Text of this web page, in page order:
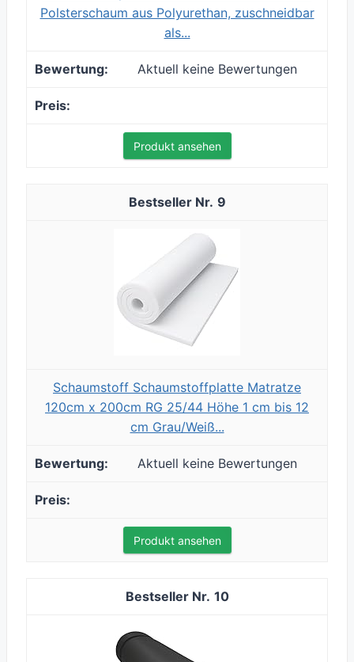
Polsterschaum aus Polyurethan, zuschneidbar
als...
Aktuell keine Bewertungen
Produkt ansehen
9
Schaumstoff Schaumstoffplatte Matratze
120cm x 200cm RG 25/44 Höhe 1 cm bis 12
cm Grau/Weiß...
Aktuell keine Bewertungen
Produkt ansehen
10